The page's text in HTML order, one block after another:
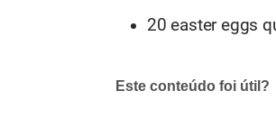
20 easter eggs
Este conteúdo foi útil?